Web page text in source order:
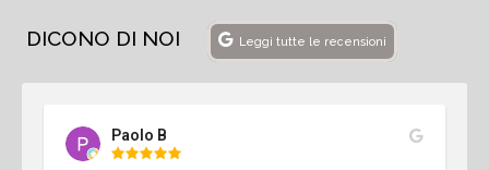
DICONO DI NOI Leggi tutte le recensioni
Paolo B